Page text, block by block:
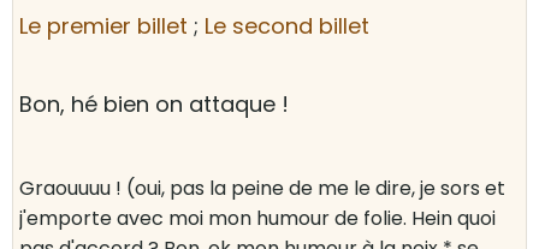
Le premier billet ; Le second billet
Bon, hé bien on attaque !
Graouuuu ! (oui, pas la peine de me le dire, je sors et
j'emporte avec moi mon humour de folie. Hein quoi